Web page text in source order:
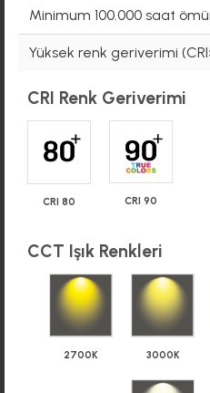
Minimum 100.000 saat
Yüksek renk geriverimi
CRI Renk Geriverimi
CRI 80 CRI 90
CCT Işık Renkleri
2700K 3000K